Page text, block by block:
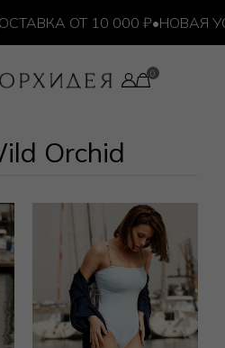
ОТ 10 000 ₽ •НОВАЯ
Orchid